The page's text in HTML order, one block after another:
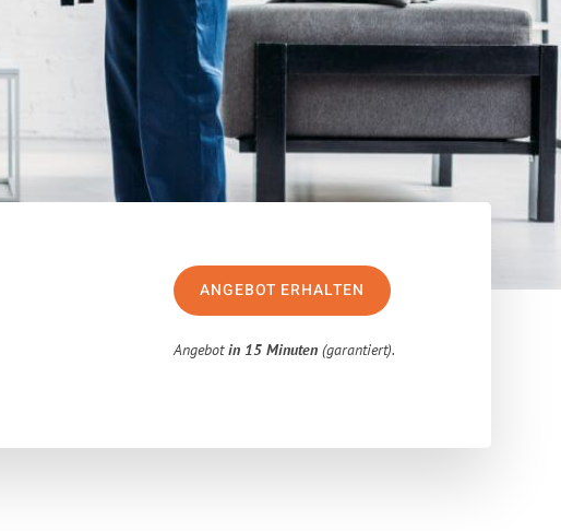
ANGEBOT ERHALTEN
Angebotin 15 Minuten (garantiert).